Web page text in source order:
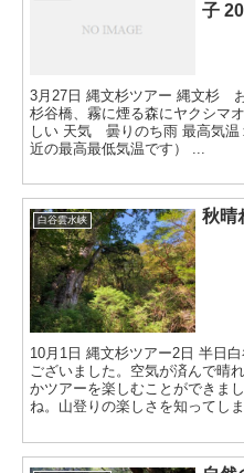
子
3月27日 縄文杉ツアー 縄文杉
杉谷橋、霧に煙る森にヤクシマ
しい 天気 曇りのち雨 最高気
近の最高最低気温です） ...
白谷雲水峡 秋晴
10月1日 縄文杉ツアー2日 半日
ございました。空気が済んで晴
かツアーを楽しむことができま
ね。山登りの楽しさを知ってし